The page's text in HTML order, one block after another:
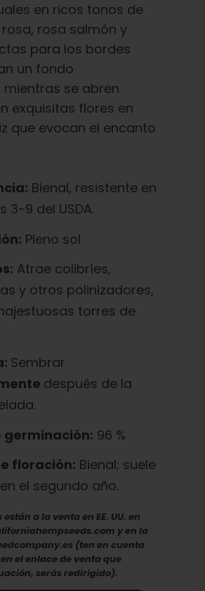
en ricos tonos de
rosa salmón y
para los bordes
un fondo
se abren
exquisitas flores en
que evocan el encanto
Bienal, resistente en
3-9 del USDA.
Pleno sol
Atrae colibríes,
y otros polinizadores,
torres de
Sembrar
después de la
germinación: 96 %
floración: Bienal; suele
el segundo año.
a la venta en EE. UU. en
y en la
(ten en cuenta
el enlace de venta que
serás redirigido).